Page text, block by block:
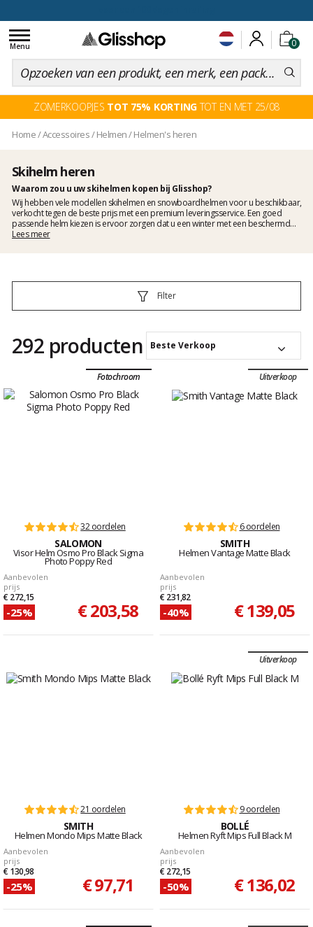
0
Toggle
navigation
Menu
ZOMERKOOPJES TOT 75% KORTINGTOT EN MET 25/08
Home/Accessoires/Helmen/Helmen's heren
Skihelm heren
Waarom zou u uw skihelmen kopen bij Glisshop?
Wij hebben vele modellen skihelmen en snowboardhelmen voor u beschikbaar,
verkocht tegen de beste prijs met een premium leveringsservice. Een goed
passende helm kiezen is ervoor zorgen dat u een winter met een beschermd
hoofd doorbrengt. Of u nu van freeride of freestyle houdt, wij raden u ten zeerste
Lees meer
Filter
292 producten Beste Verkoop
Fotochroom
32 oordelen
SALOMON
Visor Helm Osmo Pro Black Sigma
Photo Poppy Red
Aanbevolen
prijs
€ 272,15
-25% € 203,58
Uitverkoop
6 oordelen
SMITH
Helmen Vantage Matte Black
Aanbevolen
prijs
€ 231,82
-40% € 139,05
21 oordelen
SMITH
Helmen Mondo Mips Matte Black
Aanbevolen
prijs
€ 130,98
-25% € 97,71
Uitverkoop
9 oordelen
BOLLÉ
Helmen Ryft Mips Full Black M
Aanbevolen
prijs
€ 272,15
-50% € 136,02